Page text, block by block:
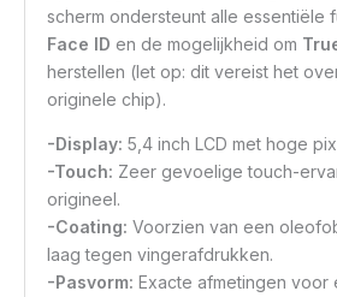
scherm ondersteunt alle essentiële
Face ID en de mogelijkheid om
herstellen (let op: dit vereist het
originele chip).
-Display: 5,4 inch LCD met hoge
-Touch: Zeer gevoelige touch-
origineel.
-Coating: Voorzien van een
laag tegen vingerafdrukken.
-Pasvorm: Exacte afmetingen voor